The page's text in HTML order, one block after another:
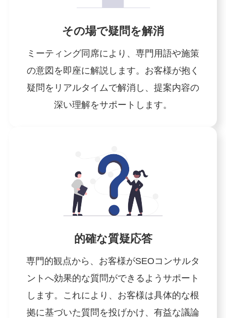
その場で疑問を解消
ミーティング同席により、専門用語や施策
の意図を即座に解説します。お客様が抱く
疑問をリアルタイムで解消し、提案内容の
深い理解をサポートします。
的確な質疑応答
専門的観点から、お客様がSEOコンサルタ
ントへ効果的な質問ができるようサポート
します。これにより、お客様は具体的な根
拠に基づいた質問を投げかけ、有益な議論